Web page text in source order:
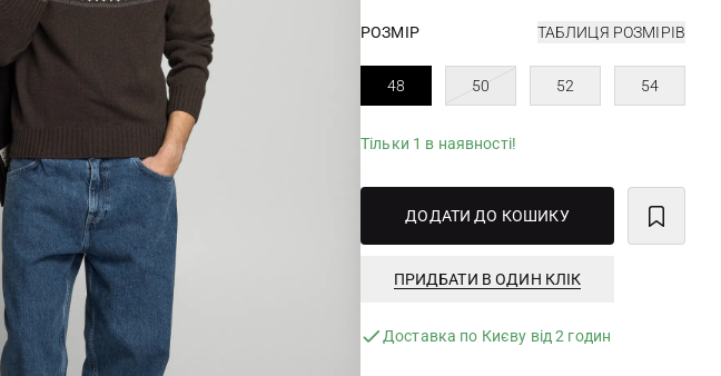
РОЗМІР ТАБЛИЦЯ РОЗМІРІВ
48 50 52 54
Тільки 1 в наявності!
ДОДАТИ ДО КОШИКУ
ПРИДБАТИ В ОДИН КЛІК
Доставка по Києву від 2 годин